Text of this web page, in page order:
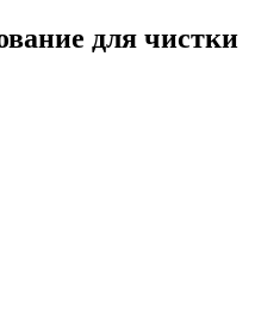
для чистки